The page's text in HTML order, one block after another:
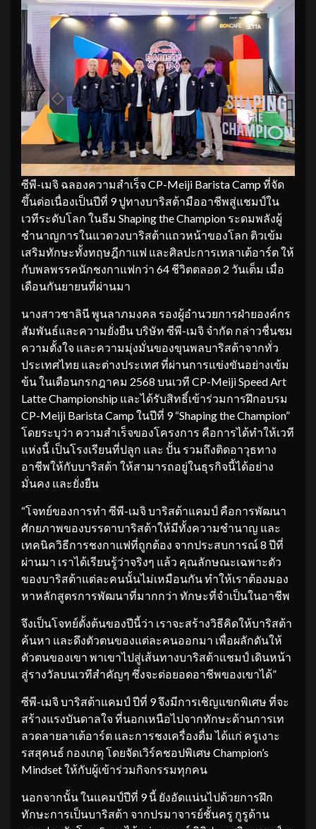
ซีพี-เมจิ ฉลองความสำเร็จ CP-Meiji Barista Camp ที่จัด
ขึ้นต่อเนื่องเป็นปีที่ 9 ปูทางบาริสต้ามืออาชีพสู่แชมป์ใน
เวทีระดับโลก ในธีม Shaping the Champion ระดมพลังผู้
ชำนาญการในแวดวงบาริสต้าแถวหน้าของโลก ติวเข้ม
เสริมทักษะทั้งทฤษฎีกาแฟ และศิลปะการเทลาเต้อาร์ต ให้
กับพลพรรคนักชงกาแฟกว่า 64 ชีวิตตลอด 2 วันเต็ม เมื่อ
เดือนกันยายนที่ผ่านมา
นางสาวชาลินี พูนลาภมงคล รองผู้อำนวยการฝ่ายองค์กร
สัมพันธ์และความยั่งยืน บริษัท ซีพี-เมจิ จำกัด กล่าวชื่นชม
ความตั้งใจ และความมุ่งมั่นของขุนพลบาริสต้าจากทั่ว
ประเทศไทย และต่างประเทศ ที่ผ่านการแข่งขันอย่างเข้ม
ข้น ในเดือนกรกฎาคม 2568 บนเวที CP-Meiji Speed Art
Latte Championship และได้รับสิทธิ์เข้าร่วมการฝึกอบรม
CP-Meiji Barista Camp ในปีที่ 9 “Shaping the Champion”
โดยระบุว่า ความสำเร็จของโครงการ คือการได้ทำให้เวที
แห่งนี้ เป็นโรงเรียนที่ปลูก และ ปั้น รวมถึงติดอาวุธทาง
อาชีพให้กับบาริสต้า ให้สามารถอยู่ในธุรกิจนี้ได้อย่าง
มั่นคง และยั่งยืน
“โจทย์ของการทำ ซีพี-เมจิ บาริสต้าแคมป์ คือการพัฒนา
ศักยภาพของบรรดาบาริสต้าให้มีทั้งความชำนาญ และ
เทคนิควิธีการชงกาแฟที่ถูกต้อง จากประสบการณ์ 8 ปีที่
ผ่านมา เราได้เรียนรู้ว่าจริงๆ แล้ว คุณลักษณะเฉพาะตัว
ของบาริสต้าแต่ละคนนั้นไม่เหมือนกัน ทำให้เราต้องมอง
หาหลักสูตรการพัฒนาที่มากกว่า ทักษะที่จำเป็นในอาชีพ
จึงเป็นโจทย์ตั้งต้นของปีนี้ว่า เราจะสร้างวิธีคิดให้บาริสต้า
ค้นหา และดึงตัวตนของแต่ละคนออกมา เพื่อผลักดันให้
ตัวตนของเขา พาเขาไปสู่เส้นทางบาริสต้าแชมป์ เดินหน้า
สู่รางวัลบนเวทีสำคัญๆ ซึ่งจะต่อยอดอาชีพของเขาได้”
ซีพี-เมจิ บาริสต้าแคมป์ ปีที่ 9 จึงมีการเชิญแขกพิเศษ ที่จะ
สร้างแรงบันดาลใจ ที่นอกเหนือไปจากทักษะด้านการเท
ลวดลายลาเต้อาร์ต และการชงเครื่องดื่ม ได้แก่ ครูเงาะ
รสสุคนธ์ กองเกตุ โดยจัดเวิร์คชอปพิเศษ Champion’s
Mindset ให้กับผู้เข้าร่วมกิจกรรมทุกคน
นอกจากนั้น ในแคมป์ปีที่ 9 นี้ ยังอัดแน่นไปด้วยการฝึก
ทักษะการเป็นบาริสต้า จากปรมาจารย์ชั้นครู กูรูด้าน